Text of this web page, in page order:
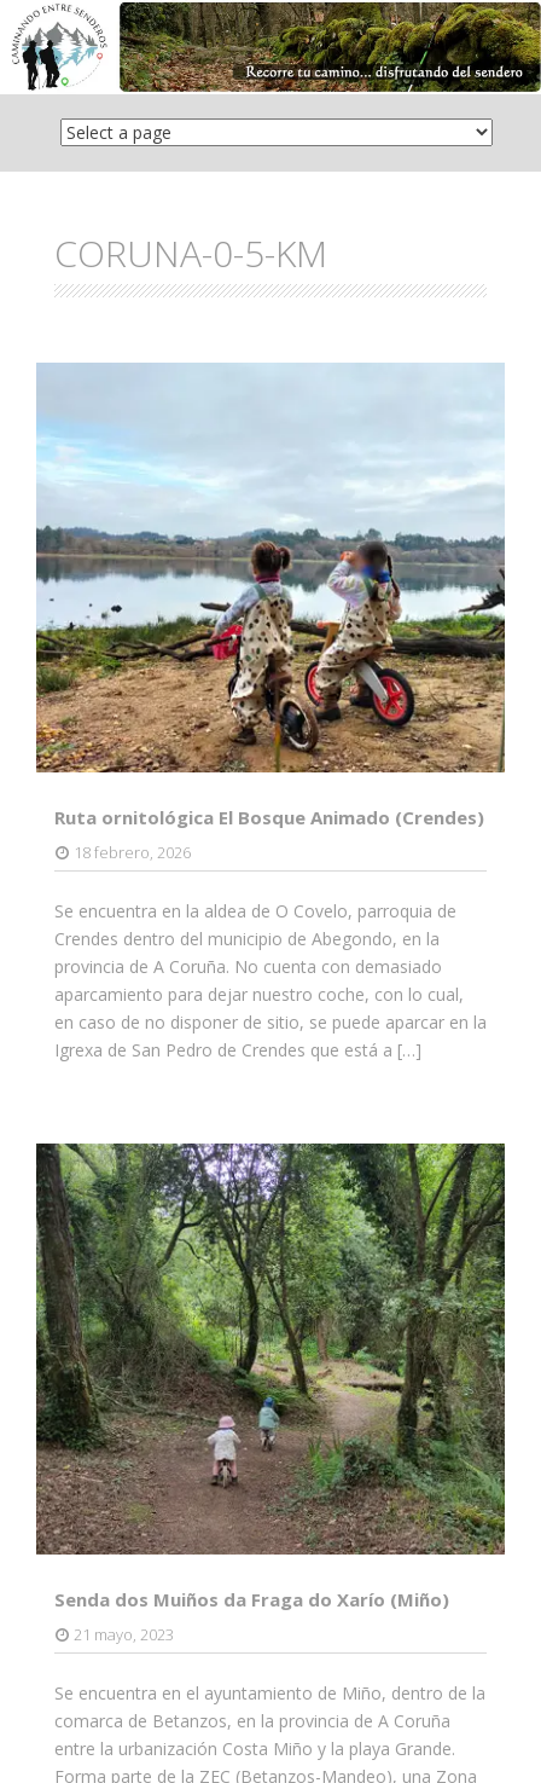
Saltar
contenido
CORUNA-0-5-KM
Ruta ornitológica El Bosque Animado (Crendes)
18 febrero, 2026
Se encuentra en la aldea de O Covelo​, parroquia de
Crendes dentro del municipio de Abegondo, en la
provincia de A Coruña. No cuenta con demasiado
aparcamiento para dejar nuestro coche, con lo cual,
en caso de no disponer de sitio, se puede aparcar en la
Igrexa de San Pedro de Crendes que está a […]
Senda dos Muiños da Fraga do Xarío (Miño)
21 mayo, 2023
Se encuentra en el ayuntamiento de Miño, dentro de la
comarca de Betanzos, en la provincia de A Coruña
entre la urbanización Costa Miño y la playa Grande.
Forma parte de la ZEC (Betanzos-Mandeo), una Zona